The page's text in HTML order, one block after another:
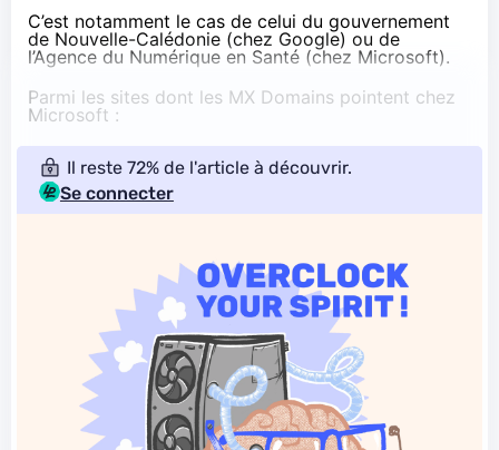
C’est notamment le cas de celui du gouvernement
de Nouvelle-Calédonie (chez Google) ou de
l’Agence du Numérique en Santé (chez Microsoft).
Parmi les sites dont les MX Domains pointent chez
Microsoft :
Il reste 72% de l'article à découvrir.
Se connecter